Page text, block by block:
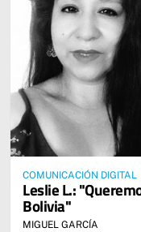
COMUNICACIÓN DIGITAL
Leslie L.:
Bolivia"
MIGUEL GARCÍA